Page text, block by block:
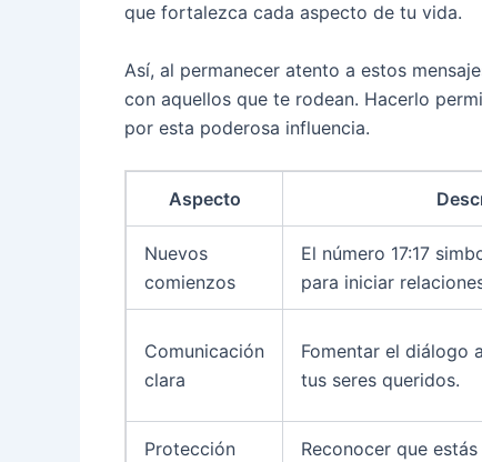
que fortalezca cada aspecto de tu vida.
Así, al permanecer atento a estos
con aquellos que te rodean. Hacerlo
por esta poderosa influencia.
Aspecto
Nuevos
comienzos
El número 17:17
para iniciar
Comunicación
clara
Fomentar el diálogo
tus seres queridos.
Protección
Reconocer que